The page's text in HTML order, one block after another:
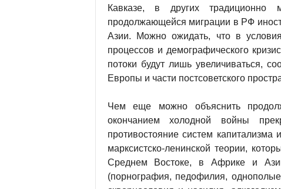
Кавказе, в других традиционно
продолжающейся миграции в РФ
Азии. Можно ожидать, что в
процессов и демографического
потоки будут лишь увеличиваться,
Европы и части постсоветского
Чем еще можно объяснить
окончанием холодной войны
противостояние систем
марксистско-ленинской теории,
Среднем Востоке, в Африке и
(порнография, педофилия,